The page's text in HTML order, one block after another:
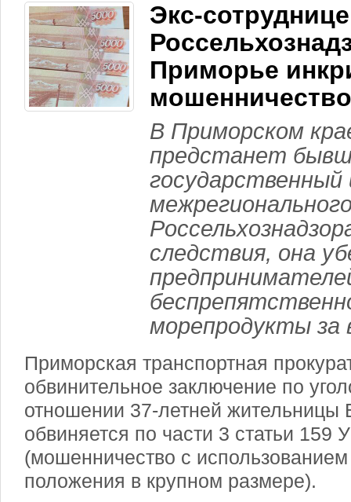
Экс-сотруднице
Приморье
мошенничество
В Приморском
предстанет
государственный
следствия, она
морепродукты за
Приморская транспортная
обвинительное заключение по
отношении 37-летней жительницы
обвиняется по части 3 статьи 159
(мошенничество с
положения в крупном размере).